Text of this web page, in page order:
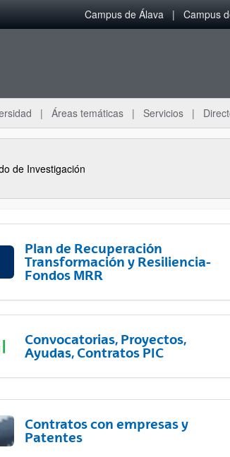
Campus de Álava Campus
Áreas temáticas Servicios
de Investigación
Plan de Recuperación
Transformación y Resiliencia-
Fondos MRR
Convocatorias, Proyectos,
Ayudas, Contratos PIC
Contratos con empresas y
Patentes